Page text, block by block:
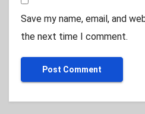
Save my name, email, and
the next time I comment.